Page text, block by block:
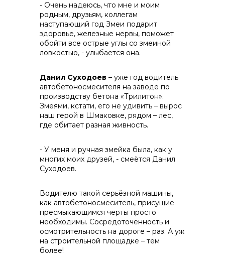
- Очень надеюсь, что мне и моим
родным, друзьям, коллегам
наступающий год Змеи подарит
здоровье, железные нервы, поможет
обойти все острые углы со змеиной
ловкостью, - улыбается она.
Данил Суходоев – уже год водитель
автобетоносмесителя на заводе по
производству бетона «Трилитон».
Змеями, кстати, его не удивить – вырос
наш герой в Шмаковке, рядом – лес,
где обитает разная живность.
- У меня и ручная змейка была, как у
многих моих друзей, - смеётся Данил
Суходоев.
Водителю такой серьёзной машины,
как автобетоносмеситель, присущие
пресмыкающимся черты просто
необходимы. Сосредоточенность и
осмотрительность на дороге – раз. А уж
на строительной площадке – тем
более!